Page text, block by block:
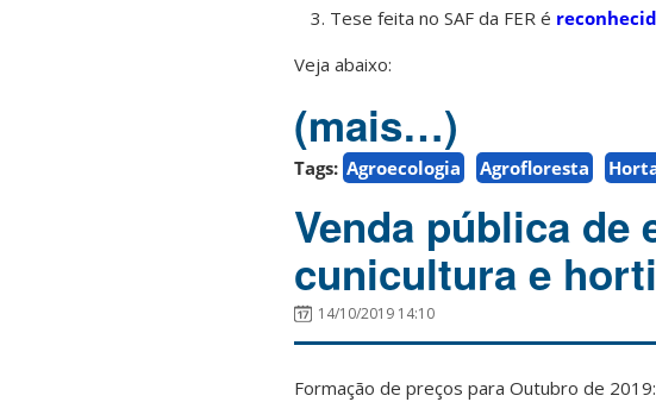
Tese feita no SAF da FER é
Veja abaixo:
(mais…)
Tags: Agroecologia Agrofloresta
Venda pública de
cunicultura e
14/10/2019 14:10
Formação de preços para Outubro de 2019: